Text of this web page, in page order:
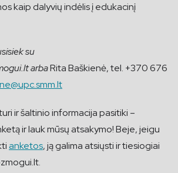
kaip dalyvių indėlis į edukacinį
su
arbaRita Baškienė, tel. +370 676
ir šaltinio informacija pasitiki –
ir lauk mūsų atsakymo! Beje, jeigu
anketos, ją galima atsiųsti ir tiesiogiai
.